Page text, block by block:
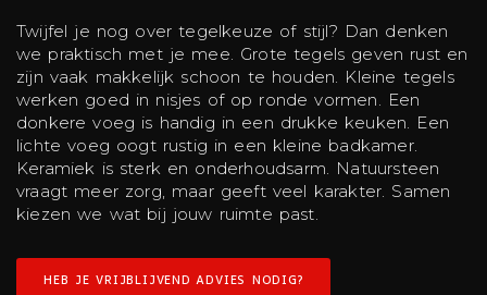
Twijfel je nog over tegelkeuze of stijl? Dan denken
we praktisch met je mee. Grote tegels geven rust en
zijn vaak makkelijk schoon te houden. Kleine tegels
werken goed in nisjes of op ronde vormen. Een
donkere voeg is handig in een drukke keuken. Een
lichte voeg oogt rustig in een kleine badkamer.
Keramiek is sterk en onderhoudsarm. Natuursteen
vraagt meer zorg, maar geeft veel karakter. Samen
kiezen we wat bij jouw ruimte past.
HEB JE VRIJBLIJVEND ADVIES NODIG?